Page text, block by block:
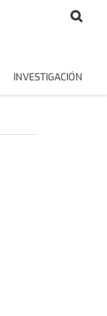
INVESTIGACIÓN